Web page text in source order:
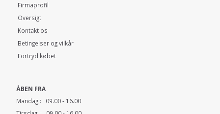
Firmaprofil
Oversigt
Kontakt os
Betingelser og vilkår
Fortryd købet
ÅBEN FRA
Mandag : 09.00 - 16.00